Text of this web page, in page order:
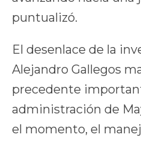
puntualizó.
El desenlace de la
Alejandro Gallegos
precedente
administración de
el momento, el